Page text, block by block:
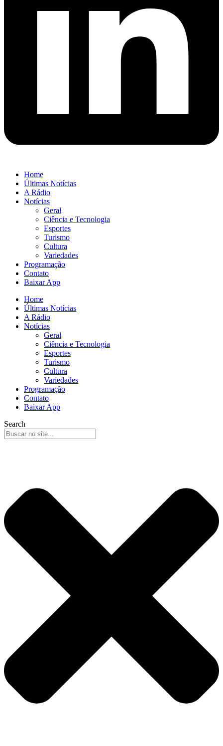
Home
Últimas Notícias
A Rádio
Notícias
Geral
Ciência e Tecnologia
Esportes
Turismo
Cultura
Variedades
Programação
Contato
Baixar App
Home
Últimas Notícias
A Rádio
Notícias
Geral
Ciência e Tecnologia
Esportes
Turismo
Cultura
Variedades
Programação
Contato
Baixar App
Search